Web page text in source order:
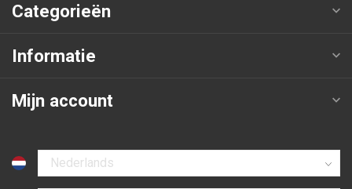
Categorieën
Informatie
Mijn account
Selecteer taal